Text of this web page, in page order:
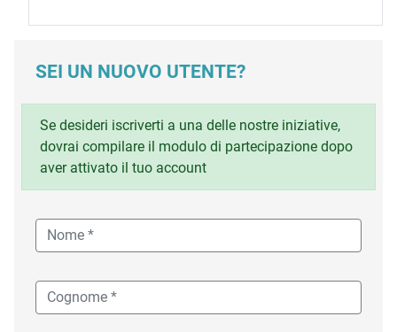
SEI UN NUOVO UTENTE?
Se desideri iscriverti a una delle nostre iniziative,
dovrai compilare il modulo di partecipazione dopo
aver attivato il tuo account